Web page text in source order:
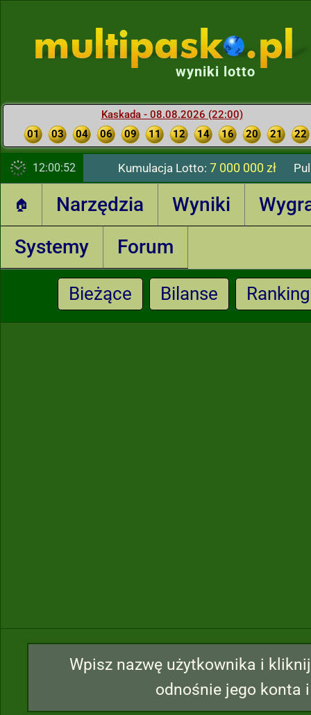
wyniki lotto
Kaskada - 08.08.2026 (22:00)
01
03 04 06 09 11 12 14 16 20 21 22
12:00:53 Kumulacja Lotto: 7 000 000 zł
🏠 Narzędzia Wyniki
Systemy
Forum
Bieżące Bilanse
Wpisz nazwę użytkownika i
odnośnie jego konta